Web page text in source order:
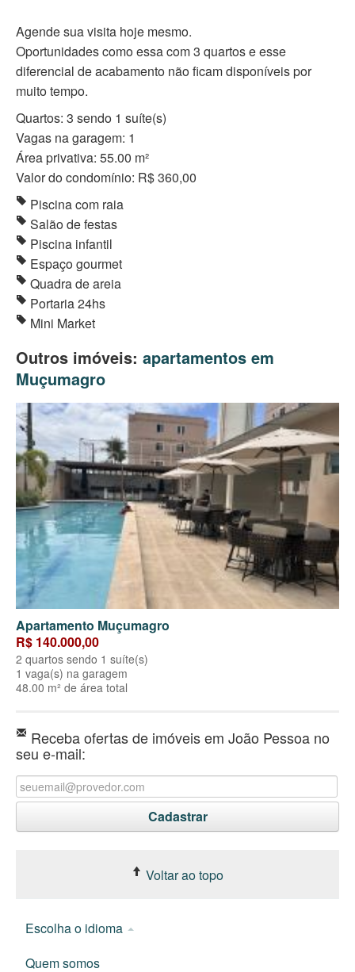
Agende sua visita hoje mesmo.
Oportunidades como essa com 3 quartos e esse
diferencial de acabamento não ficam disponíveis por
muito tempo.
Quartos: 3 sendo 1 suíte(s)
Vagas na garagem: 1
Área privativa: 55.00 m²
Valor do condomínio: R$ 360,00
Piscina com raia
Salão de festas
Piscina infantil
Espaço gourmet
Quadra de areia
Portaria 24hs
Mini Market
Outros imóveis: apartamentos em
Muçumagro
Apartamento Muçumagro
R$ 140.000,00
2 quartos sendo 1 suíte(s)
1 vaga(s) na garagem
48.00 m² de área total
Receba ofertas de imóveis em João Pessoa no
seu e-mail:
Voltar ao topo
Escolha o idioma
Quem somos